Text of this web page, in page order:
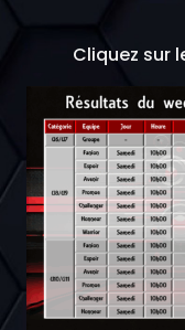
Cliquez sur